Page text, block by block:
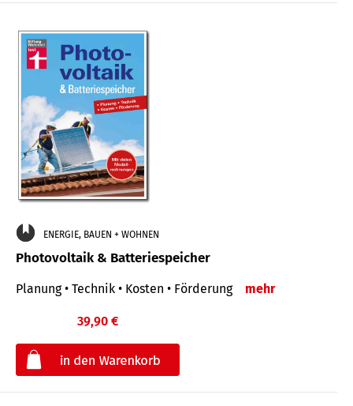
ENERGIE, BAUEN + WOHNEN
Photovoltaik & Batteriespeicher
Planung • Technik • Kosten • Förderung mehr
39,90 €